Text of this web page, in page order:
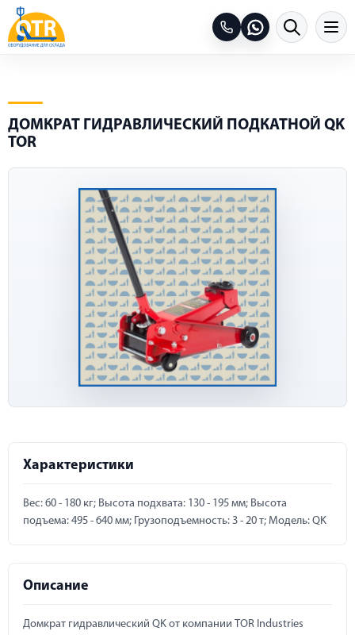
ДОМКРАТ ГИДРАВЛИЧЕСКИЙ ПОДКАТНОЙ QK
TOR
Характеристики
Вес: 60 - 180 кг; Высота подхвата: 130 - 195 мм; Высота
подъема: 495 - 640 мм; Грузоподъемность: 3 - 20 т; Модель: QK
Описание
Домкрат гидравлический QK от компании TOR Industries